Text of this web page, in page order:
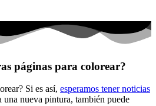
páginas para colorear?
Si es así, esperamos tener noticias
una nueva pintura, también puede